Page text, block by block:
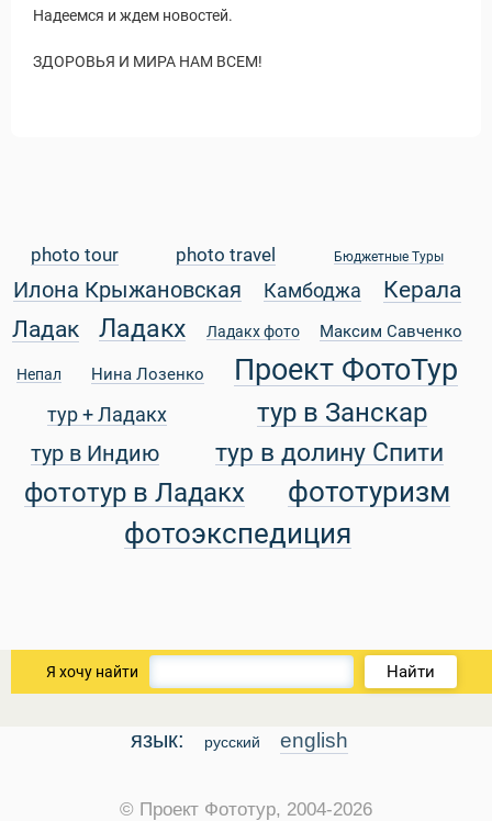
Путеводитель по
Надеемся и ждем новостей.
ЗДОРОВЬЯ И МИРА НАМ ВСЕМ!
photo tour photo travel Бюджетные Туры
Илона Крыжановская Камбоджа
Керала
Ладак
Ладакх Ладакх фото Максим Савченко
Непал Нина Лозенко Проект ФотоТур
тур + Ладакх тур в Занскар
тур в Индию тур в долину Спити
фототур в Ладакх
фототуризм
фотоэкспедиция
Я хочу найти Найти
язык: русский english
© Проект Фототур, 2004-2026